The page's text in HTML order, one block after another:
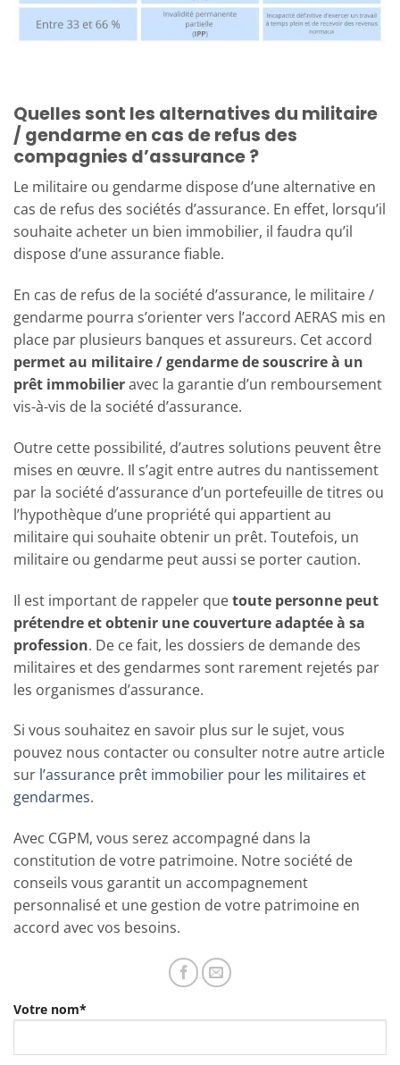
Quelles sont les alternatives du militaire
/ gendarme en cas de refus des
compagnies d’assurance ?
Le militaire ou gendarme dispose d’une alternative en
cas de refus des sociétés d’assurance. En effet, lorsqu’il
souhaite acheter un bien immobilier, il faudra qu’il
dispose d’une assurance fiable.
En cas de refus de la société d’assurance, le militaire /
gendarme pourra s’orienter vers l’accord AERAS mis en
place par plusieurs banques et assureurs. Cet accord
permet au militaire / gendarme de souscrire à un
prêt immobilieravec la garantie d’un remboursement
vis-à-vis de la société d’assurance.
Outre cette possibilité, d’autres solutions peuvent être
mises en œuvre. Il s’agit entre autres du nantissement
par la société d’assurance d’un portefeuille de titres ou
l’hypothèque d’une propriété qui appartient au
militaire qui souhaite obtenir un prêt. Toutefois, un
militaire ou gendarme peut aussi se porter caution.
Il est important de rappeler quetoute personne peut
prétendre et obtenir une couverture adaptée à sa
profession. De ce fait, les dossiers de demande des
militaires et des gendarmes sont rarement rejetés par
les organismes d’assurance.
Si vous souhaitez en savoir plus sur le sujet, vous
pouvez nous contacter ou consulter notre autre article
sur l’assurance prêt immobilier pour les militaires et
gendarmes.
Avec CGPM, vous serez accompagné dans la
constitution de votre patrimoine. Notre société de
conseils vous garantit un accompagnement
personnalisé et une gestion de votre patrimoine en
accord avec vos besoins.
Votre nom*